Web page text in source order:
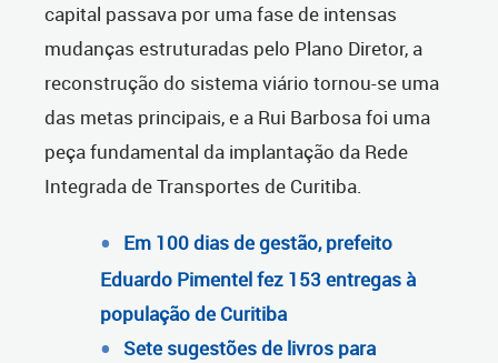
capital passava por uma fase de intensas
mudanças estruturadas pelo Plano Diretor, a
reconstrução do sistema viário tornou-se uma
das metas principais, e a Rui Barbosa foi uma
peça fundamental da implantação da Rede
Integrada de Transportes de Curitiba.
Em 100 dias de gestão, prefeito
Eduardo Pimentel fez 153 entregas à
população de Curitiba
Sete sugestões de livros para